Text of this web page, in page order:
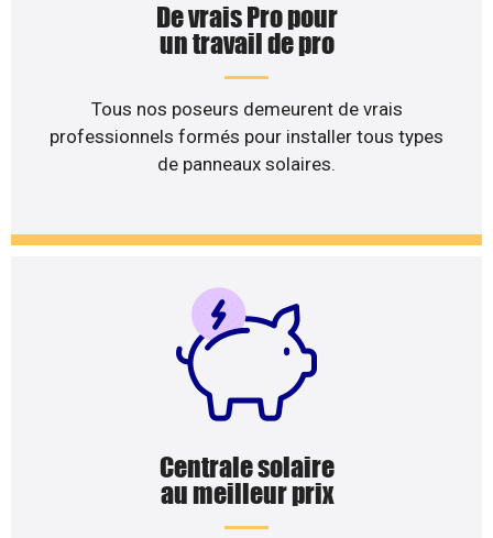
De vrais Pro pour
un travail de pro
Tous nos poseurs demeurent de vrais
professionnels formés pour installer tous types
de panneaux solaires.
Centrale solaire
au meilleur prix